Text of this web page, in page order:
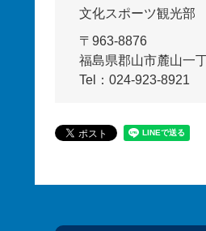
文化スポーツ観光部
〒963-8876
福島県郡山市麓山一
Tel：024-923-8921